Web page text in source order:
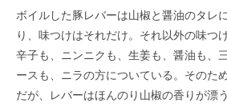
ボイルした豚レバーは山椒と醤油のタレ
り、味つけはそれだけ。それ以外の味つ
辛子も、ニンニクも、生姜も、醤油も、
ースも、ニラの方についている。そのた
だが、レバーはほんのり山椒の香りが漂